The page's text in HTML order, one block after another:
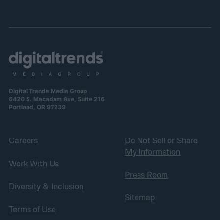
Digital Trends Media Group
6420 S. Macadam Ave, Suite 216
Portland, OR 97239
Careers
Work With Us
Diversity & Inclusion
Terms of Use
Do Not Sell or Share
My Information
Press Room
Sitemap